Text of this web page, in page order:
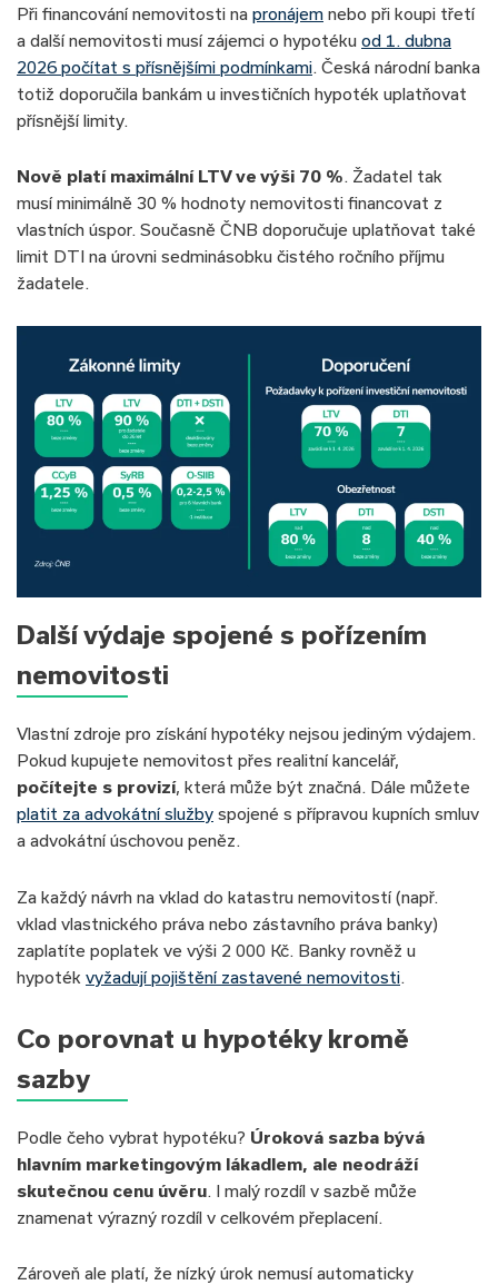
✅Měsíční splátka:
18 131 Kč
Při financování nemovitosti na pronájem nebo při koupi třetí
a další nemovitosti musí zájemci o hypotéku od 1. dubna
2026 počítat s přísnějšími podmínkami. Česká národní banka
totiž doporučila bankám u investičních hypoték uplatňovat
přísnější limity.
Nově platí maximální LTV ve výši 70 %. Žadatel tak
musí minimálně 30 % hodnoty nemovitosti financovat z
vlastních úspor. Současně ČNB doporučuje uplatňovat také
limit DTI na úrovni sedminásobku čistého ročního příjmu
žadatele.
Další výdaje spojené s pořízením
nemovitosti
Vlastní zdroje pro získání hypotéky nejsou jediným výdajem.
Pokud kupujete nemovitost přes realitní kancelář,
počítejte s provizí, která může být značná. Dále můžete
platit za advokátní služby spojené s přípravou kupních smluv
a advokátní úschovou peněz.
Za každý návrh na vklad do katastru nemovitostí (např.
vklad vlastnického práva nebo zástavního práva banky)
zaplatíte poplatek ve výši 2 000 Kč. Banky rovněž u
hypoték vyžadují pojištění zastavené nemovitosti.
Co porovnat u hypotéky kromě
sazby
Podle čeho vybrat hypotéku? Úroková sazba bývá
hlavním marketingovým lákadlem, ale neodráží
skutečnou cenu úvěru. I malý rozdíl v sazbě může
znamenat výrazný rozdíl v celkovém přeplacení.
Zároveň ale platí, že nízký úrok nemusí automaticky